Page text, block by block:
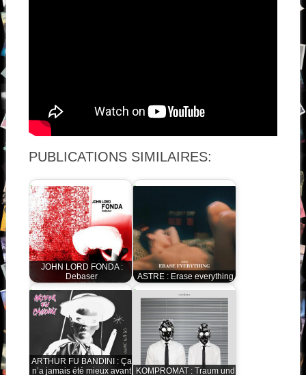
PUBLICATIONS SIMILAIRES:
JOHN LORD FONDA :
Debaser
ASTRE : Erase everything
ARTHUR FU BANDINI : Ça
n’a jamais été mieux avant
KOMPROMAT : Traum und